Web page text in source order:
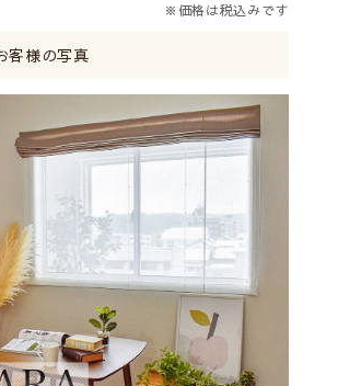
※価格は税込みです
客様の写真